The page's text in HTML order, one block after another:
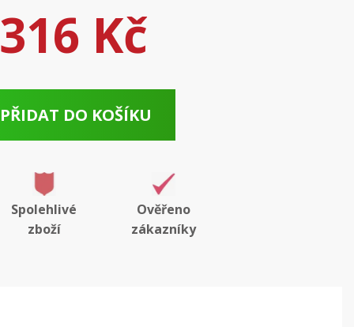
316 Kč
PŘIDAT DO KOŠÍKU
Spolehlivé
zboží
Ověřeno
zákazníky